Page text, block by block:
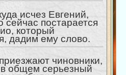
исчез Евгений,
постарается
который
дадим ему слово.
чиновники,
в общем серьезный